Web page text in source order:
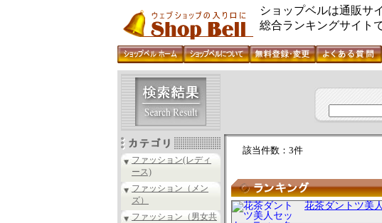
ショップベルは通販サ
総合ランキングサイトで
ファッション(レディ
ース)
ファッション（メン
ズ）
ファッション（男女共
該当件数：3件
花茶ダントツ美